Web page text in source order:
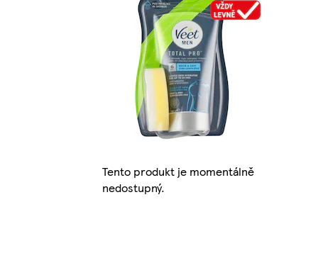
Tento produkt je momentálně
nedostupný.